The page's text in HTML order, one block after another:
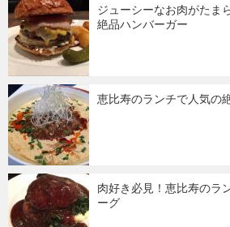
ジューシーなお肉がたま
絶品ハンバーガー
恵比寿のランチで人気の
肉好き必見！恵比寿のラ
ーグ